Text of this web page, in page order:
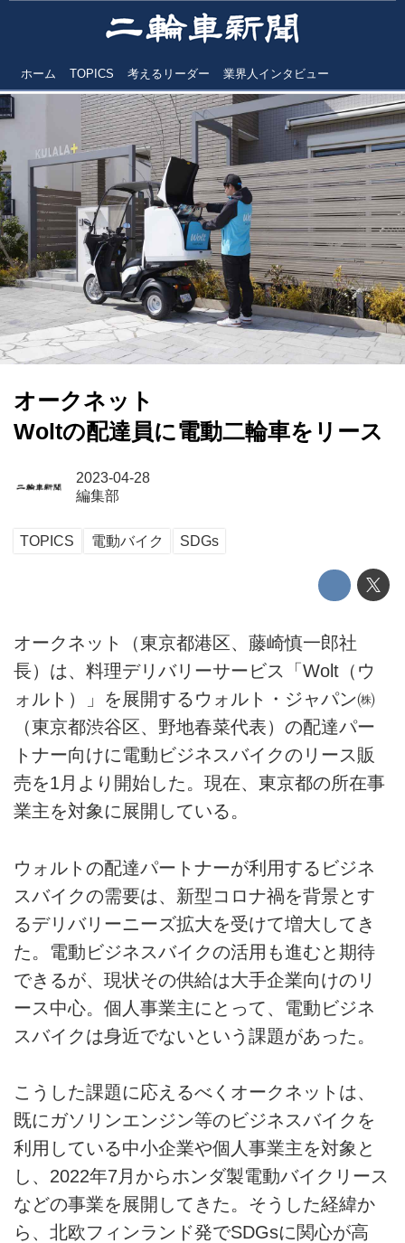
ホーム TOPICS 考えるリーダー 業界人インタビュー
オークネット
Woltの配達員に電動二輪車をリース
2023-04-28
編集部
TOPICS 電動バイク SDGs
オークネット（東京都港区、藤崎慎一郎社
長）は、料理デリバリーサービス「Wolt（ウ
ォルト）」を展開するウォルト・ジャパン㈱
（東京都渋谷区、野地春菜代表）の配達パー
トナー向けに電動ビジネスバイクのリース販
売を1月より開始した。現在、東京都の所在事
業主を対象に展開している。
ウォルトの配達パートナーが利用するビジネ
スバイクの需要は、新型コロナ禍を背景とす
るデリバリーニーズ拡大を受けて増大してき
た。電動ビジネスバイクの活用も進むと期待
できるが、現状その供給は大手企業向けのリ
ース中心。個人事業主にとって、電動ビジネ
スバイクは身近でないという課題があった。
こうした課題に応えるべくオークネットは、
既にガソリンエンジン等のビジネスバイクを
利用している中小企業や個人事業主を対象と
し、2022年7月からホンダ製電動バイクリース
などの事業を展開してきた。そうした経緯か
ら、北欧フィンランド発でSDGsに関心が高